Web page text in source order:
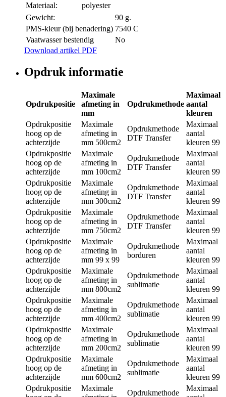
Materiaal:
polyester
Gewicht:
90 g.
PMS-kleur (bij benadering) 7540 C
Vaatwasser bestendig
No
Download artikel PDF
Opdruk informatie
Opdrukpositie
Maximale
afmeting in
mm
Opdrukmethode
Maximaal
aantal
kleuren
Opdrukpositie
hoog op de
achterzijde
Maximale
afmeting in
mm 500cm2
Opdrukmethode
DTF Transfer
Maximaal
aantal
kleuren 99
Opdrukpositie
hoog op de
achterzijde
Maximale
afmeting in
mm 100cm2
Opdrukmethode
DTF Transfer
Maximaal
aantal
kleuren 99
Opdrukpositie
hoog op de
achterzijde
Maximale
afmeting in
mm 300cm2
Opdrukmethode
DTF Transfer
Maximaal
aantal
kleuren 99
Opdrukpositie
hoog op de
achterzijde
Maximale
afmeting in
mm 750cm2
Opdrukmethode
DTF Transfer
Maximaal
aantal
kleuren 99
Opdrukpositie
hoog op de
achterzijde
Maximale
afmeting in
mm 99 x 99
Opdrukmethode
borduren
Maximaal
aantal
kleuren 99
Opdrukpositie
hoog op de
achterzijde
Maximale
afmeting in
mm 800cm2
Opdrukmethode
sublimatie
Maximaal
aantal
kleuren 99
Opdrukpositie
hoog op de
achterzijde
Maximale
afmeting in
mm 400cm2
Opdrukmethode
sublimatie
Maximaal
aantal
kleuren 99
Opdrukpositie
hoog op de
achterzijde
Maximale
afmeting in
mm 200cm2
Opdrukmethode
sublimatie
Maximaal
aantal
kleuren 99
Opdrukpositie
hoog op de
achterzijde
Maximale
afmeting in
mm 600cm2
Opdrukmethode
sublimatie
Maximaal
aantal
kleuren 99
Opdrukpositie
Maximale
Opdrukmethode
Maximaal